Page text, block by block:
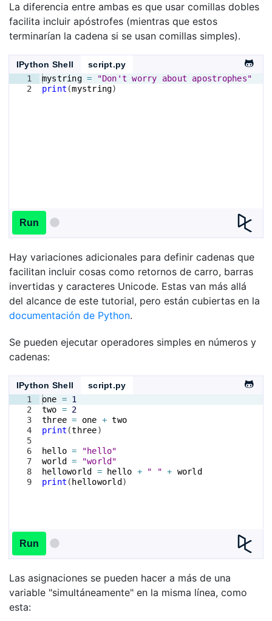
La diferencia entre ambas es que usar comillas dobles
facilita incluir apóstrofes (mientras que estos
terminarían la cadena si se usan comillas simples).
IPython Shell
script.py
1
2
mystring =
"Don't worry about apostrophes"
print (mystring)
Run
Hay variaciones adicionales para definir cadenas que
facilitan incluir cosas como retornos de carro, barras
invertidas y caracteres Unicode. Estas van más allá
del alcance de este tutorial, pero están cubiertas en la
documentación de Python.
Se pueden ejecutar operadores simples en números y
cadenas:
IPython Shell
script.py
1
2
3
4
5
6
7
8
9
one = 1
two = 2
three = one + two
print (three)
hello =
"hello"
world
=
"world"
helloworld
= hello + " " + world
print ( helloworld )
Run
Las asignaciones se pueden hacer a más de una
variable "simultáneamente" en la misma línea, como
esta: